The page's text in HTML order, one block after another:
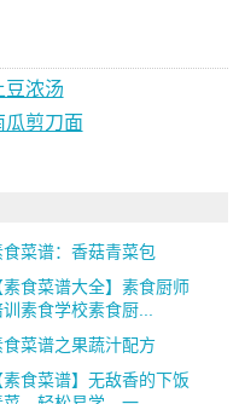
豆浓汤
瓜剪刀面
食菜谱：香菇青菜包
素食菜谱大全】素食厨师
训素食学校素食厨...
食菜谱之果蔬汁配方
素食菜谱】无敌香的下饭